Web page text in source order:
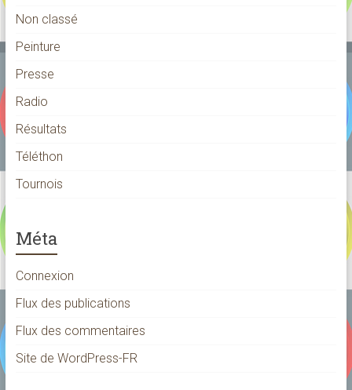
Non classé
Peinture
Presse
Radio
Résultats
Téléthon
Tournois
Méta
Connexion
Flux des publications
Flux des commentaires
Site de WordPress-FR